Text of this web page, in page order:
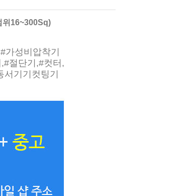
위16~300Sq)
성비압착기
절단기,#컷터,
기기컷팅기